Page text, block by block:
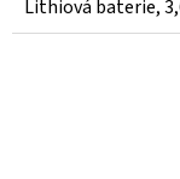
z
Lithiová baterie,